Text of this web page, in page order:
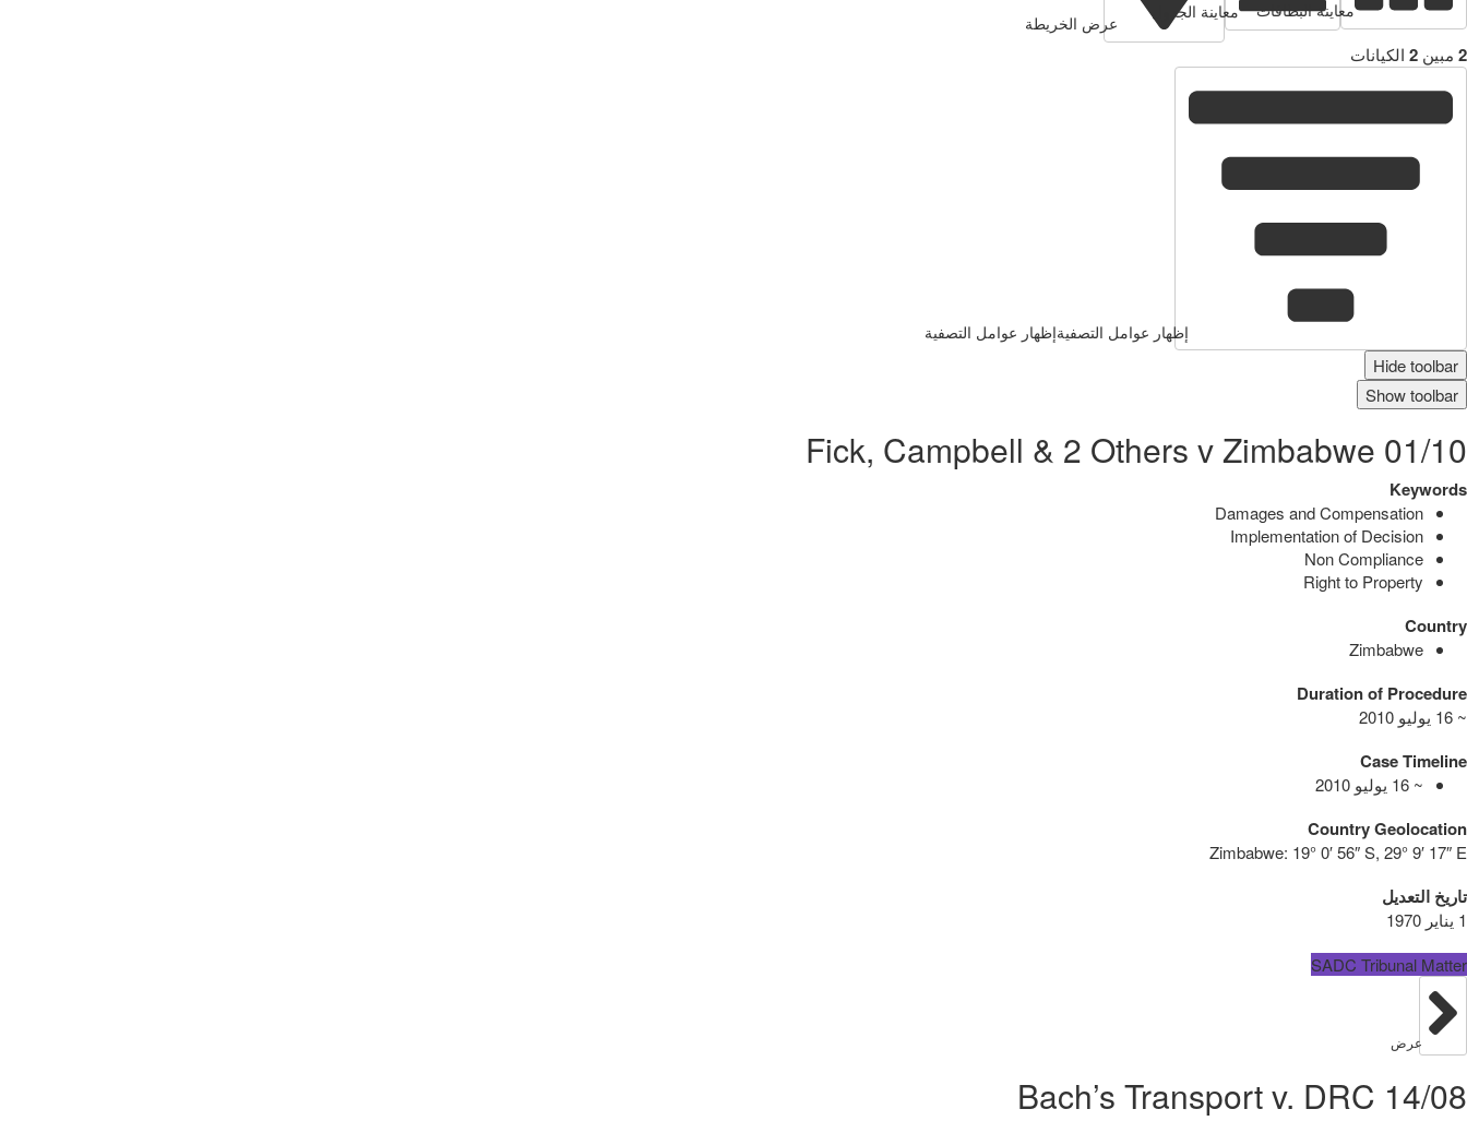
معاينة البطاقات معاينة الجدول
عرض الخريطة
2 مبين 2 الكيانات
إظهار عوامل التصفيةإظهار عوامل التصفية
Hide toolbar
Show toolbar
01/10 Fick, Campbell & 2 Others v Zimbabwe
Keywords
Damages and Compensation
Implementation of Decision
Non Compliance
Right to Property
Country
Zimbabwe
Duration of Procedure
~ 16 يوليو 2010
Case Timeline
~ 16 يوليو 2010
Country Geolocation
Zimbabwe: 19° 0′ 56″ S, 29° 9′ 17″ E
تاريخ التعديل
1 يناير 1970
SADC Tribunal Matter
عرض
14/08 Bach’s Transport v. DRC